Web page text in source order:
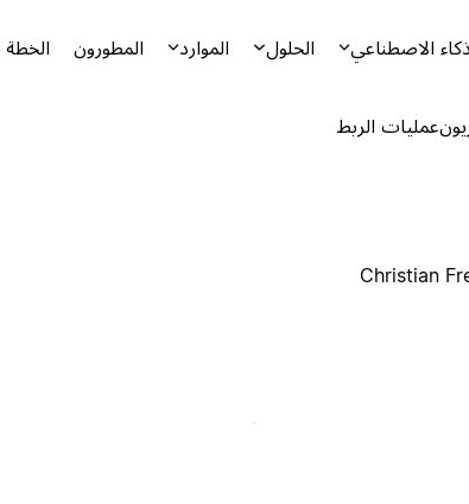
الاصطناعي الحلول الموارد المطورون
عمليات الربط
Christian